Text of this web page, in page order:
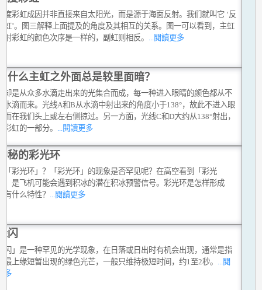
度彩虹成因并非直接来自太阳光，而是源于海面反射。我们就叫它 ‘反
虹’。图三解释上面提及的角度及其相互的关系。图一可以看到，主虹
射彩虹的颜色次序是一样的，副虹则相反。 ...閱讀更多
什么主虹之外面总是较里面暗？
却是从众多水滴走出来的光集合而成，每一种进入眼睛的颜色都从不
水滴而来。光线A和B从水滴中射出来的角度小于138°，故此不进入眼
而在我们头上或左右侧掠过。另一方面，光线C和D大约从138°射出，
彩虹的一部分。
...閱讀更多
秘的彩光环
「彩光环」？「彩光环」的现象是否罕见呢？在高空看到「彩光
，是飞机可能会遇到积冰的潜在积冰预警信号。彩光环是怎样形成
有什么特性？ ...閱讀更多
闪
闪」是一种罕见的光学现象，在日落或日出时有机会出现，通常是指
最上缘短暂出现的绿色光芒，一般只维持极短时间，约1至2秒。
...閱
多